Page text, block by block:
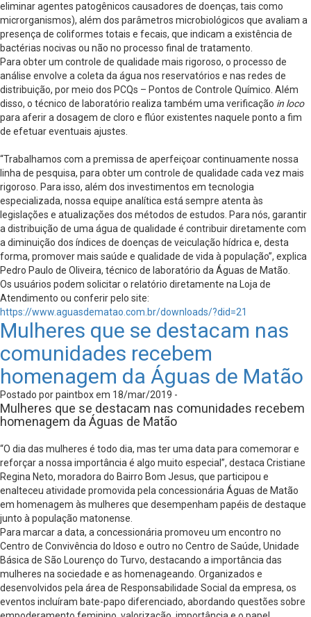
eliminar agentes patogênicos causadores de doenças, tais como
microrganismos), além dos parâmetros microbiológicos que avaliam a
presença de coliformes totais e fecais, que indicam a existência de
bactérias nocivas ou não no processo final de tratamento.
Para obter um controle de qualidade mais rigoroso, o processo de
análise envolve a coleta da água nos reservatórios e nas redes de
distribuição, por meio dos PCQs – Pontos de Controle Químico. Além
disso, o técnico de laboratório realiza também uma verificação in loco
para aferir a dosagem de cloro e flúor existentes naquele ponto a fim
de efetuar eventuais ajustes.
“Trabalhamos com a premissa de aperfeiçoar continuamente nossa
linha de pesquisa, para obter um controle de qualidade cada vez mais
rigoroso. Para isso, além dos investimentos em tecnologia
especializada, nossa equipe analítica está sempre atenta às
legislações e atualizações dos métodos de estudos. Para nós, garantir
a distribuição de uma água de qualidade é contribuir diretamente com
a diminuição dos índices de doenças de veiculação hídrica e, desta
forma, promover mais saúde e qualidade de vida à população”, explica
Pedro Paulo de Oliveira, técnico de laboratório da Águas de Matão.
Os usuários podem solicitar o relatório diretamente na Loja de
Atendimento ou conferir pelo site:
https://www.aguasdematao.com.br/downloads/?did=21
Mulheres que se destacam nas
comunidades recebem
homenagem da Águas de Matão
Postado por paintbox em 18/mar/2019 -
Mulheres que se destacam nas comunidades recebem
homenagem da Águas de Matão
“O dia das mulheres é todo dia, mas ter uma data para comemorar e
reforçar a nossa importância é algo muito especial”, destaca Cristiane
Regina Neto, moradora do Bairro Bom Jesus, que participou e
enalteceu atividade promovida pela concessionária Águas de Matão
em homenagem às mulheres que desempenham papéis de destaque
junto à população matonense.
Para marcar a data, a concessionária promoveu um encontro no
Centro de Convivência do Idoso e outro no Centro de Saúde, Unidade
Básica de São Lourenço do Turvo, destacando a importância das
mulheres na sociedade e as homenageando. Organizados e
desenvolvidos pela área de Responsabilidade Social da empresa, os
eventos incluíram bate-papo diferenciado, abordando questões sobre